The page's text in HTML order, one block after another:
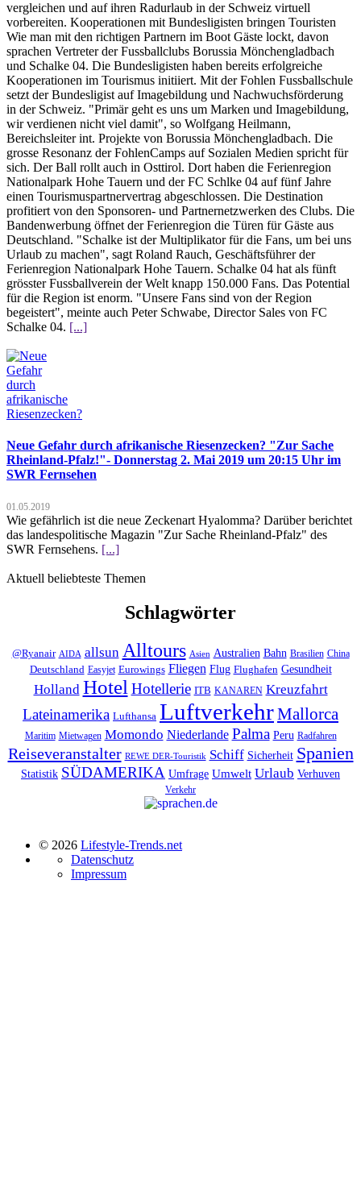
vergleichen und auf ihren Radurlaub in der Schweiz virtuell
vorbereiten. Kooperationen mit Bundesligisten bringen Touristen
Wie man mit den richtigen Partnern im Boot Gäste lockt, davon
sprachen Vertreter der Fussballclubs Borussia Mönchengladbach
und Schalke 04. Die Bundesligisten haben bereits erfolgreiche
Kooperationen im Tourismus initiiert. Mit der Fohlen Fussballschule
setzt der Bundesligist auf Imagebildung und Nachwuchsförderung
in der Schweiz. "Primär geht es uns um Marken und Imagebildung,
wir verdienen nicht viel damit", so Wolfgang Heilmann,
Bereichsleiter int. Projekte von Borussia Mönchengladbach. Die
grosse Resonanz der FohlenCamps auf Sozialen Medien spricht für
sich. Der Ball rollt auch in Osttirol. Dort haben die Ferienregion
Nationalpark Hohe Tauern und der FC Schlke 04 auf fünf Jahre
einen Tourismuspartnervertrag abgeschlossen. Die Destination
profitiert von den Sponsoren- und Partnernetzwerken des Clubs. Die
Bandenwerbung öffnet der Ferienregion die Türen für Gäste aus
Deutschland. "Schalke ist der Multiplikator für die Fans, um bei uns
Urlaub zu machen", sagt Roland Rauch, Geschäftsführer der
Ferienregion Nationalpark Hohe Tauern. Schalke 04 hat als fünft
grösster Fussballverein der Welt knapp 150.000 Fans. Das Potential
für die Region ist enorm. "Unsere Fans sind von der Region
begeistert", meinte auch Peter Schwabe, Director Sales von FC
Schalke 04. [...]
Neue Gefahr durch afrikanische Riesenzecken? "Zur Sache
Rheinland-Pfalz!"- Donnerstag 2. Mai 2019 um 20:15 Uhr im
SWR Fernsehen
01.05.2019
Wie gefährlich ist die neue Zeckenart Hyalomma? Darüber berichtet
das landespolitische Magazin "Zur Sache Rheinland-Pfalz" des
SWR Fernsehens. [...]
Aktuell beliebteste Themen
Schlagwörter
@Ryanair AIDA allsun Alltours Asien Australien Bahn Brasilien China
Deutschland Easyjet Eurowings Fliegen Flug Flughafen Gesundheit
Holland Hotel Hotellerie ITB KANAREN Kreuzfahrt
Lateinamerika Lufthansa LuftverkehrMallorca
Maritim Mietwagen Momondo Niederlande Palma Peru Radfahren
Reiseveranstalter REWE DER-Touristik Schiff Sicherheit Spanien
Statistik SÜDAMERIKA Umfrage Umwelt Urlaub Verhuven
Verkehr
© 2026 Lifestyle-Trends.net
Datenschutz
Impressum